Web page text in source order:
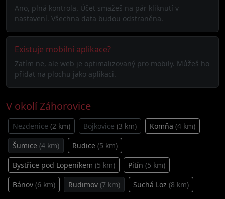
Ano, plná kontrola. Účet smažeš na pár kliknutí v
nastavení. Všechna data budou odstraněna.
Existuje mobilní aplikace?
Zatím ne, ale web je optimalizovaný pro mobily. Můžeš ho
přidat na plochu jako aplikaci.
V okolí Záhorovice
Nezdenice (2 km) Bojkovice (3 km) Komňa (4 km)
Šumice (4 km) Rudice (5 km)
Bystřice pod Lopeníkem (5 km) Pitín (5 km)
Bánov (6 km) Rudimov (7 km) Suchá Loz (8 km)